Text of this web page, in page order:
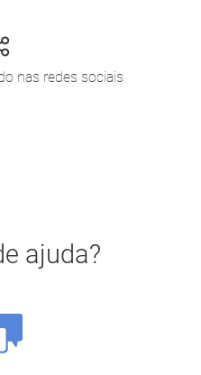
nas redes sociais
ajuda?